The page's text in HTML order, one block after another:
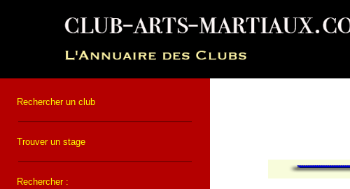
Rechercher un club
Trouver un stage
Rechercher :